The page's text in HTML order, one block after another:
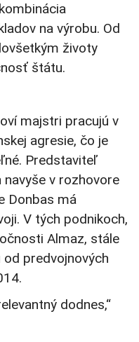
na výrobu. Od
životy
štátu.
majstri pracujú v
agresie, čo je
Predstaviteľ
navyše v rozhovore
Donbas má
V tých podnikoch,
Almaz, stále
predvojnových
dodnes,“